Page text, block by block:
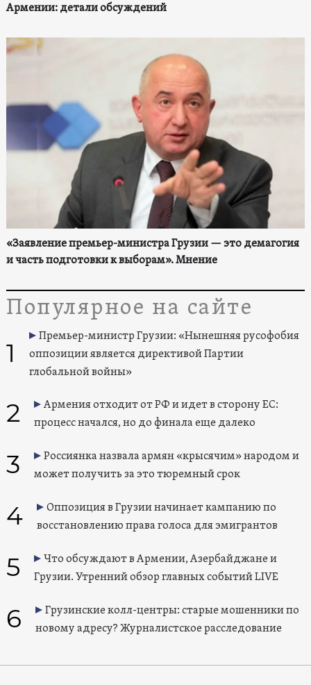
Армении: детали обсуждений
«Заявление премьер-министра Грузии — это демагогия
и часть подготовки к выборам». Мнение
Популярное на сайте
1
Премьер-министр Грузии: «Нынешняя русофобия
оппозиции является директивой Партии
глобальной войны»
2
Армения отходит от РФ и идет в сторону ЕС:
процесс начался, но до финала еще далеко
3
Россиянка назвала армян «крысячим» народом и
может получить за это тюремный срок
4
Оппозиция в Грузии начинает кампанию по
восстановлению права голоса для эмигрантов
5
Что обсуждают в Армении, Азербайджане и
Грузии. Утренний обзор главных событий LIVE
6
Грузинские колл-центры: старые мошенники по
новому адресу? Журналистское расследование